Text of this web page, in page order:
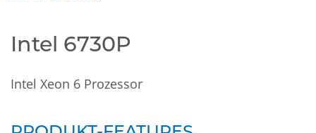
Intel 6730P
Intel Xeon 6 Prozessor